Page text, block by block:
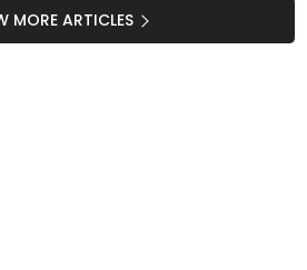
آزما
بعد رکھیں روٹی دن بھر نرم
و تازہ
MORE ARTICLES